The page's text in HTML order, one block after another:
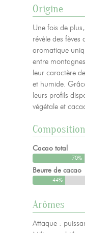
Origine
Une fois de
révèle des
aromatique
entre
leur caractère
et humide.
leurs profils
végétale et
Composition
Cacao total
70%
Beurre de cacao
44%
Arômes
Attaque :